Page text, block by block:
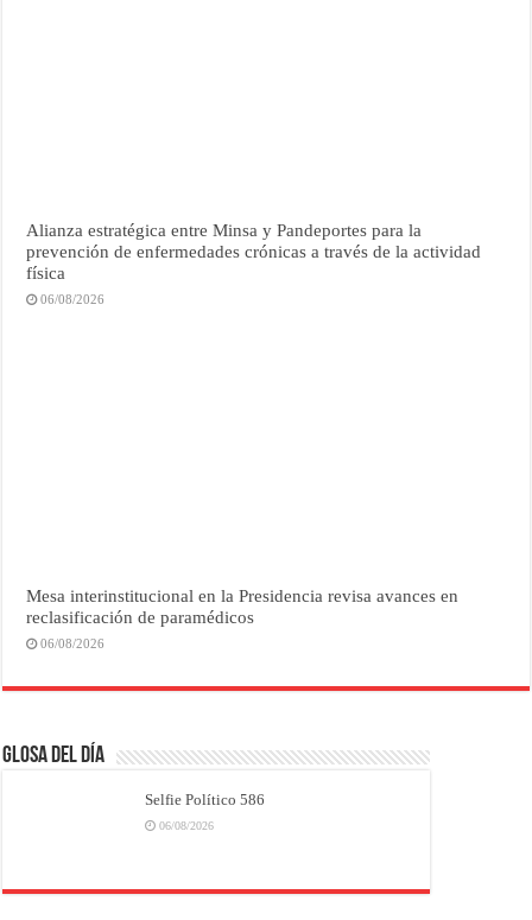
Alianza estratégica entre Minsa y Pandeportes para la
prevención de enfermedades crónicas a través de la actividad
física
06/08/2026
Mesa interinstitucional en la Presidencia revisa avances en
reclasificación de paramédicos
06/08/2026
Glosa del Día
Selfie Político 586
06/08/2026